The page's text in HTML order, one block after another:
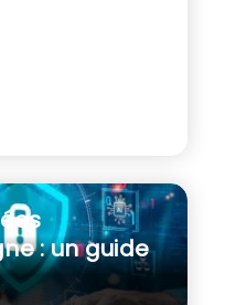
: un guide